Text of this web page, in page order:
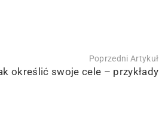
Poprzedni Artykuł
określić swoje cele – przykłady